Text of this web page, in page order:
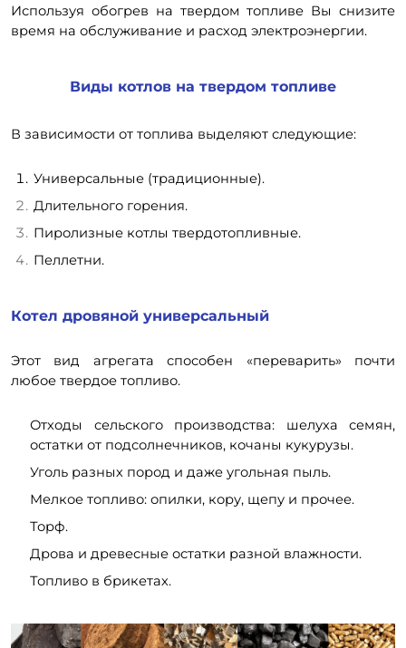
Используя обогрев на твердом топливе Вы снизите
время на обслуживание и расход электроэнергии.
Виды котлов на твердом топливе
В зависимости от топлива выделяют следующие:
Универсальные (традиционные).
Длительного горения.
Пиролизные котлы твердотопливные.
Пеллетни.
Котел дровяной универсальный
Этот вид агрегата способен «переварить» почти
любое твердое топливо.
Отходы сельского производства: шелуха семян,
остатки от подсолнечников, кочаны кукурузы.
Уголь разных пород и даже угольная пыль.
Мелкое топливо: опилки, кору, щепу и прочее.
Торф.
Дрова и древесные остатки разной влажности.
Топливо в брикетах.